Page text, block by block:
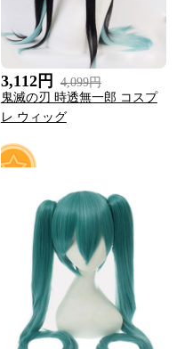
3,112円
4,099円
鬼滅の刃 時透無一郎 コスプ
レ ウィッグ